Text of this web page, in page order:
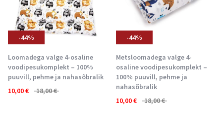
-44%
Loomadega valge 4-osaline
voodipesukomplekt – 100%
puuvill, pehme ja nahasõbralik
10,00€ 18,00€
-44%
Metsloomadega valge 4-
osaline voodipesukomplekt –
100% puuvill, pehme ja
nahasõbralik
10,00€ 18,00€